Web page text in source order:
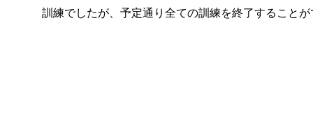
訓練でしたが、予定通り全ての訓練を終了すること